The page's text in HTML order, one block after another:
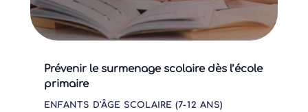
Prévenir le surmenage scolaire dès l’école
primaire
ENFANTS D'ÂGE SCOLAIRE (7-12 ANS)